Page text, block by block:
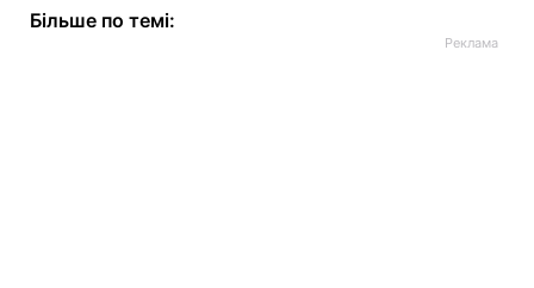
Більше по темі: